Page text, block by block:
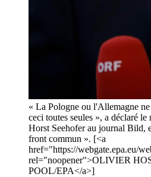
« La Pologne ou l'Allemagne
ceci toutes seules », a déclaré
Horst Seehofer au journal Bild,
front commun ». [<a
href="https://webgate.epa.eu/
rel="noopener">OLIVIER
POOL/EPA</a>]